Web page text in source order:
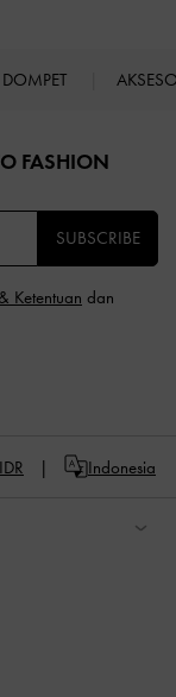
DOMPET
FASHION
SUBSCRIBE
Ketentuan dan
Indonesia